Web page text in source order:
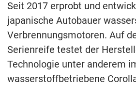
Seit 2017 erprobt und
japanische Autobauer
Verbrennungsmotoren. Auf
Serienreife testet der
Technologie unter anderem
wasserstoffbetriebene